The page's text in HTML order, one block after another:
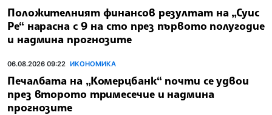
Положителният финансов резултат на „Суис
Ре“ нарасна с 9 на сто през първото полугодие
и надмина прогнозите
06.08.2026 09:22 ИКОНОМИКА
Печалбата на „Комерцбанк“ почти се удвои
през второто тримесечие и надмина
прогнозите